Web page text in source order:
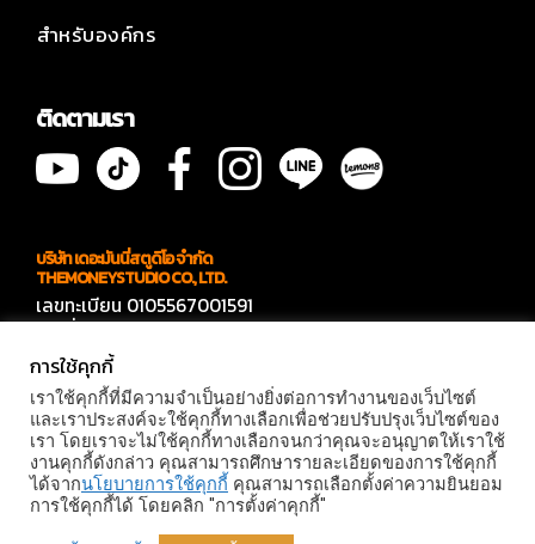
บริษัท เดอะมันนี่สตูดิโอ จำกัด
THEMONEYSTUDIO CO., LTD.
เลขทะเบียน 0105567001591
เลขที่ 566 ซอยบางบอน 4 ซอย 7
แขวงบางบอนเหนือ เขตบางบอน กทม 10150
ติดต่องาน
คุณแก๊ปเปอร์ 094- 909-4144
สำหรับองค์กร
ติดตามเรา
© MONEY STUDIO 2026 |PRIVACY POLICY|TERMS AND
CONDITIONS
การใช้คุกกี้
เราใช้คุกกี้ที่มีความจำเป็นอย่างยิ่งต่อการทำงานของเว็บไซต์
และเราประสงค์จะใช้คุกกี้ทางเลือกเพื่อช่วยปรับปรุงเว็บไซต์ของ
เรา โดยเราจะไม่ใช้คุกกี้ทางเลือกจนกว่าคุณจะอนุญาตให้เราใช้
งานคุกกี้ดังกล่าว คุณสามารถศึกษารายละเอียดของการใช้คุกกี้
ได้จากนโยบายการใช้คุกกี้ คุณสามารถเลือกตั้งค่าความยินยอม
การใช้คุกกี้ได้ โดยคลิก "การตั้งค่าคุกกี้"